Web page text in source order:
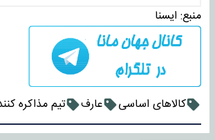
منبع: ايسنا
کالاهای اساسی عارف تیم مذاکره